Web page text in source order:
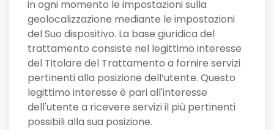
in ogni momento le impostazioni sulla
geolocalizzazione mediante le impostazioni
del Suo dispositivo. La base giuridica del
trattamento consiste nel legittimo interesse
del Titolare del Trattamento a fornire servizi
pertinenti alla posizione dell’utente. Questo
legittimo interesse è pari all'interesse
dell'utente a ricevere servizi il più pertinenti
possibili alla sua posizione.